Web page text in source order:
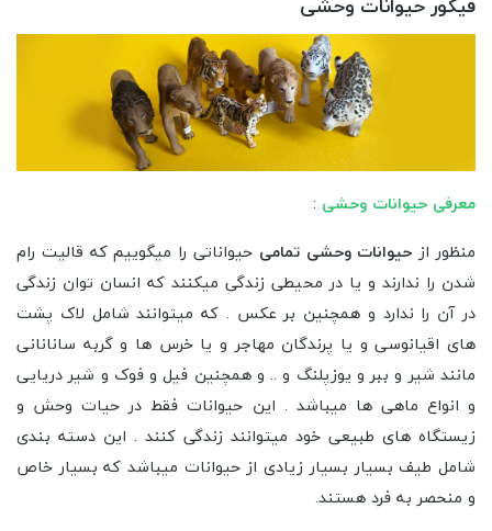
فیگور حیوانات وحشی
معرفی حیوانات وحشی:
منظور از
حیوانات وحشی تمامی
حیواناتی را میگوییم که قالیت رام
شدن را ندارند و یا در محیطی زندگی میکنند که انسان توان زندگی
در آن را ندارد و همچنین بر عکس . که میتوانند شامل لاک پشت
های اقیانوسی و یا پرندگان مهاجر و یا خرس ها و گربه سانانانی
مانند شیر و ببر و یوزپلنگ و .. و همچنین فیل و فوک و شیر دریایی